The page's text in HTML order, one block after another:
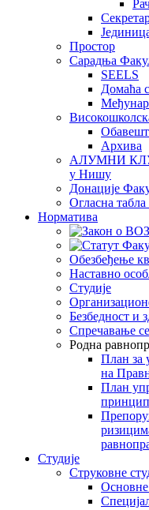
Простор
Сарадња
SEELS
Домаћа
Архива
АЛУМНИ КЛУБ
у Нишу
Донације
Огласна
Норматива
Обезбеђење
Наставно
Студије
Безбедност и
Спречавање
Родна
План за
на
План
Студије
Струковне
Основне